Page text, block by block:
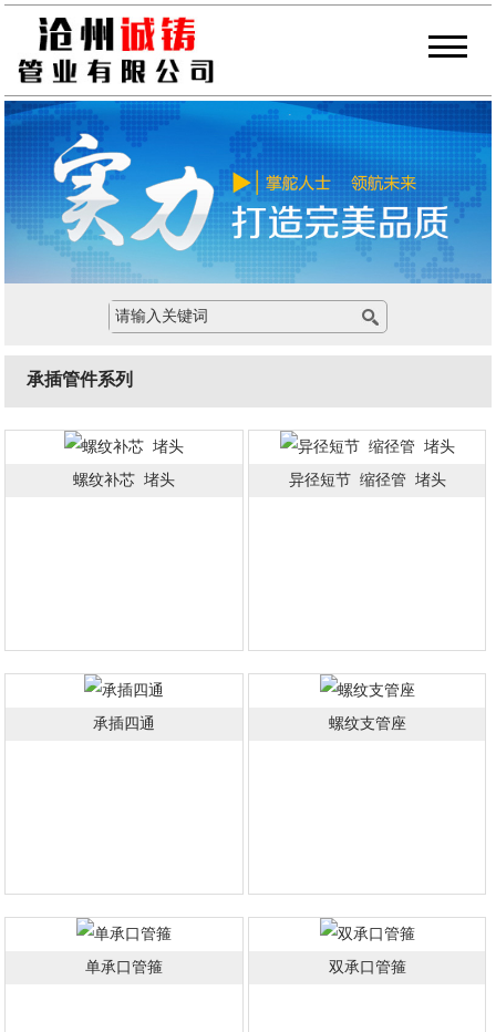
承插管件系列
螺纹补芯 堵头 异径短节 缩径管 堵头
承插四通 螺纹支管座
单承口管箍 双承口管箍